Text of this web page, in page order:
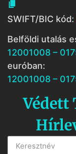

SWIFT/BIC kód:
Belföldi utalás
12001008 –
euróban:
12001008 –
Védett